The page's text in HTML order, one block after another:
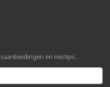
en reistips.